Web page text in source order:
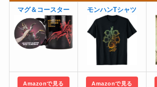
マグ＆コースター モンハンTシャツ
Amazonで見る Amazonで見る